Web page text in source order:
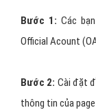
Bước 1: Các
Official Acount
Bước 2: Cài đặt
thông tin của